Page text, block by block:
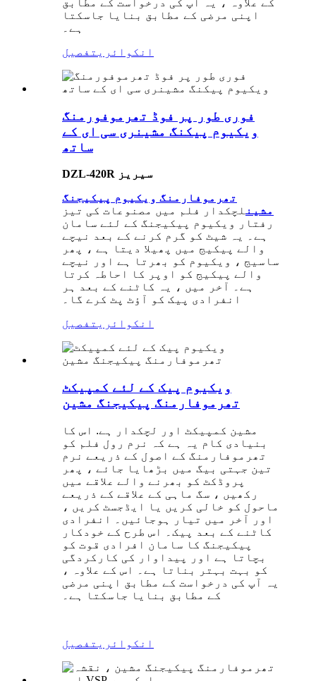
کے علاوہ ، یہ آپ کی درخواست کے مطابق
اپنی مرضی کے مطابق بنایا جاسکتا
ہے۔
انکوائری تفصیل
فوری طور پر فوڈ تھرموفورمنگ
ویکیوم پیکنگ مشینری سی ای کے
ساتھ
DZL-420R سیریز
تھرموفارمنگ ویکیوم پیکیجنگ
مشین لچکدار فلم میں مصنوعات کی تیز
رفتار ویکیوم پیکیجنگ کے لئے سامان
ہے۔ یہ شیٹ کو گرم کرنے کے بعد نیچے
والے پیکیج میں پھیلا دیتا ہے ، پھر
ساسیج ، ویکیوم کو بھرتا ہے اور نیچے
والے پیکیج کو اوپر کا احاطہ کرتا
ہے۔ آخر میں ، یہ کاٹنے کے بعد ہر
انفرادی پیک کو آؤٹ پٹ کرے گا۔
انکوائری تفصیل
ویکیوم پیک کے لئے کمپیکٹ
تھرموفارمنگ پیکیجنگ مشین
مشین کمپیکٹ اور لچکدار ہے. اس کا
بنیادی کام یہ ہے کہ نرم رول فلم کو
تھرموفارمنگ کے اصول کے ذریعے نرم
تین جہتی بیگ میں بڑھایا جائے ، پھر
پروڈکٹ کو بھرنے والے علاقے میں
رکھیں ، سگ ماہی کے علاقے کے ذریعے
ماحول کو خالی کریں یا ایڈجسٹ کریں ،
اور آخر میں تیار ہوجائیں۔ انفرادی
کاٹنے کے بعد پیک۔ اس طرح کے خودکار
پیکیجنگ کا سامان افرادی قوت کو
بچاتا ہے اور پیداوار کی کارکردگی
کو بہت بہتر بناتا ہے۔ اس کے علاوہ ،
یہ آپ کی درخواست کے مطابق اپنی مرضی
کے مطابق بنایا جاسکتا ہے۔
انکوائری تفصیل